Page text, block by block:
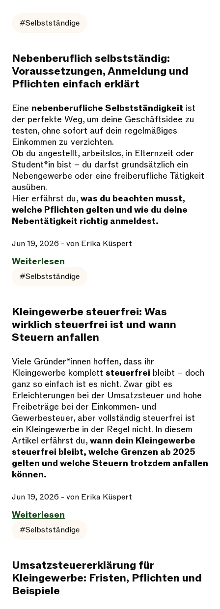
#Selbstständige
Nebenberuflich selbstständig:
Voraussetzungen, Anmeldung und
Pflichten einfach erklärt
Eine nebenberufliche Selbstständigkeit ist
der perfekte Weg, um deine Geschäftsidee zu
testen, ohne sofort auf dein regelmäßiges
Einkommen zu verzichten.
Ob du angestellt, arbeitslos, in Elternzeit oder
Student*in bist – du darfst grundsätzlich ein
Nebengewerbe oder eine freiberufliche Tätigkeit
ausüben.
Hier erfährst du, was du beachten musst,
welche Pflichten gelten und wie du deine
Nebentätigkeit richtig anmeldest.
Jun 19, 2026 - von Erika Küspert
Weiterlesen
#Selbstständige
Kleingewerbe steuerfrei: Was
wirklich steuerfrei ist und wann
Steuern anfallen
Viele Gründer*innen hoffen, dass ihr
Kleingewerbe komplett steuerfrei bleibt – doch
ganz so einfach ist es nicht. Zwar gibt es
Erleichterungen bei der Umsatzsteuer und hohe
Freibeträge bei der Einkommen- und
Gewerbesteuer, aber vollständig steuerfrei ist
ein Kleingewerbe in der Regel nicht. In diesem
Artikel erfährst du, wann dein Kleingewerbe
steuerfrei bleibt, welche Grenzen ab 2025
gelten und welche Steuern trotzdem anfallen
können.
Jun 19, 2026 - von Erika Küspert
Weiterlesen
#Selbstständige
Umsatzsteuererklärung für
Kleingewerbe: Fristen, Pflichten und
Beispiele